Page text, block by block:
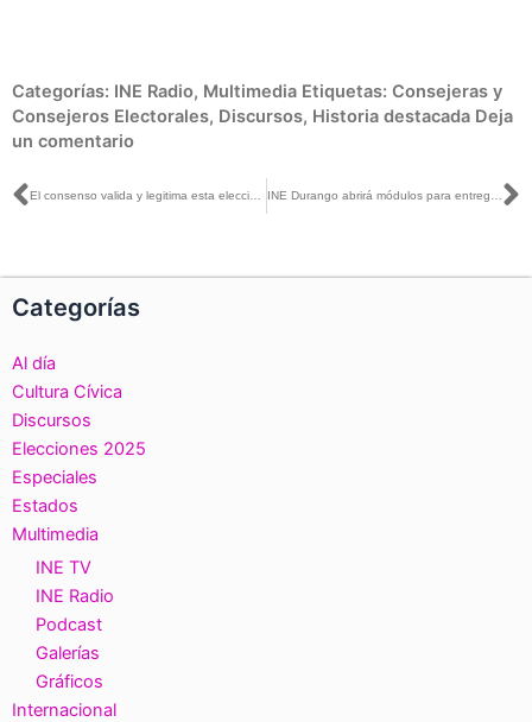
Categorías: INE Radio, Multimedia Etiquetas: Consejeras y
Consejeros Electorales, Discursos, Historia destacada Deja
un comentario
Ant
Categorías
Al día
Cultura Cívica
Discursos
Elecciones 2025
Especiales
Estados
Multimedia
INE TV
INE Radio
Podcast
Galerías
Gráficos
Internacional